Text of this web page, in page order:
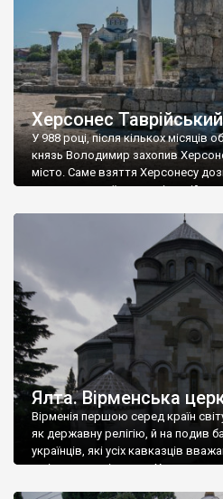
Херсонес
У 988 році, після кількох місяців
князь Володимир захопив
місто. Саме взяття Херсонесу
диктувати свої умови
Херсонесі Володимир-язичник,
А потім було Хрещення Русі. На
Ялта. Вірменська
Вірменія першою серед країн
як державну релігію, й на подив
українців, які усіх кавказців
є відданими вірянами Христа